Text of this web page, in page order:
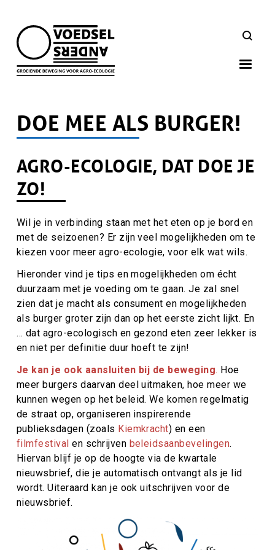
main
navigation
ZOEKEN
DOE MEE ALS BURGER!
Hoofdinhoud
AGRO-ECOLOGIE, DAT DOE JE
ZO!
Wil je in verbinding staan met het eten op je bord en
met de seizoenen? Er zijn veel mogelijkheden om te
kiezen voor meer agro-ecologie, voor elk wat wils.
Hieronder vind je tips en mogelijkheden om écht
duurzaam met je voeding om te gaan. Je zal snel
zien dat je macht als consument en mogelijkheden
als burger groter zijn dan op het eerste zicht lijkt. En
… dat agro-ecologisch en gezond eten zeer lekker is
en niet per definitie duur hoeft te zijn!
Je kan je ook aansluiten bij de beweging. Hoe
meer burgers daarvan deel uitmaken, hoe meer we
kunnen wegen op het beleid. We komen regelmatig
de straat op, organiseren inspirerende
publieksdagen (zoals Kiemkracht) en een
filmfestival en schrijven beleidsaanbevelingen.
Hiervan blijf je op de hoogte via de kwartale
nieuwsbrief, die je automatisch ontvangt als je lid
wordt. Uiteraard kan je ook uitschrijven voor de
nieuwsbrief.